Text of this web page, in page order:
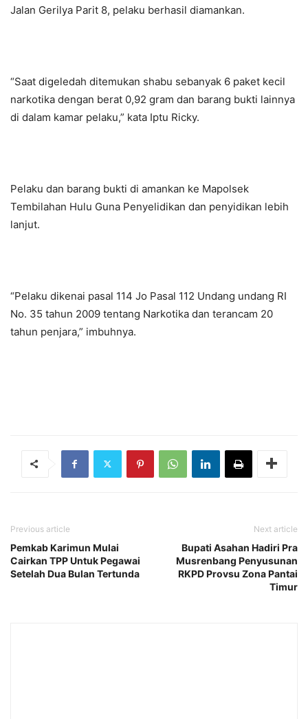
Jalan Gerilya Parit 8, pelaku berhasil diamankan.
“Saat digeledah ditemukan shabu sebanyak 6 paket kecil
narkotika dengan berat 0,92 gram dan barang bukti lainnya
di dalam kamar pelaku,” kata Iptu Ricky.
Pelaku dan barang bukti di amankan ke Mapolsek
Tembilahan Hulu Guna Penyelidikan dan penyidikan lebih
lanjut.
“Pelaku dikenai pasal 114 Jo Pasal 112 Undang undang RI
No. 35 tahun 2009 tentang Narkotika dan terancam 20
tahun penjara,” imbuhnya.
Previous article
Pemkab Karimun Mulai
Cairkan TPP Untuk Pegawai
Setelah Dua Bulan Tertunda
Next article
Bupati Asahan Hadiri Pra
Musrenbang Penyusunan
RKPD Provsu Zona Pantai
Timur